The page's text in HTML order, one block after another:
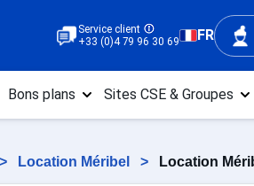
Service client
+33 (0)4 79 96 30 69
FR
Bons plans Sites CSE & Groupes
> Location Méribel > Location